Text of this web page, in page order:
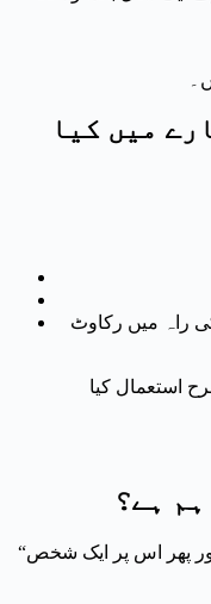
میں کیا
راہ میں رکاوٹ
استعمال کیا
ہے؟
“سو مرتبہ سوچو، فیصلہ ایک بار کرو — اور پھر اس پر ایک شخص